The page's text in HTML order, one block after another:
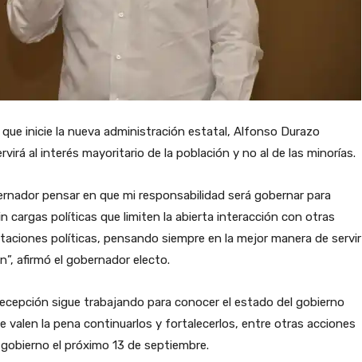
inicie la nueva administración estatal, Alfonso Durazo
al interés mayoritario de la población y no al de las minorías.
pensar en que mi responsabilidad será gobernar para
cargas políticas que limiten la abierta interacción con otras
políticas, pensando siempre en la mejor manera de servir
afirmó el gobernador electo.
sigue trabajando para conocer el estado del gobierno
valen la pena continuarlos y fortalecerlos, entre otras acciones
el próximo 13 de septiembre.